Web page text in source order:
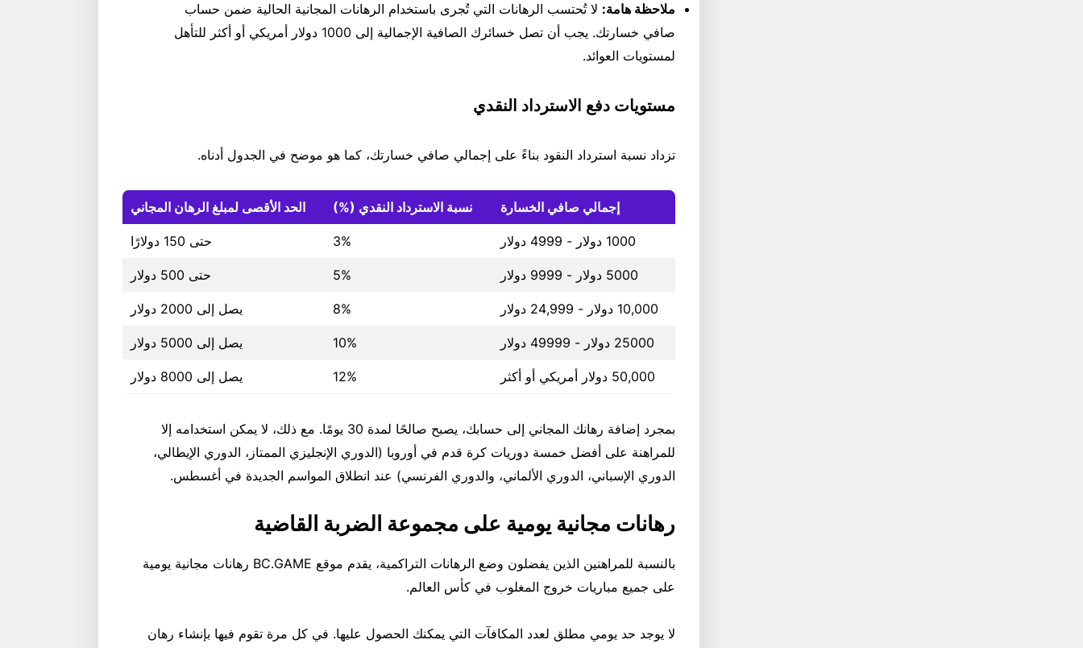
ملاحظة هامة: لا تُحتسب الرهانات التي تُجرى باستخدام الرهانات المجانية الحالية ضمن حساب
صافي خسارتك. يجب أن تصل خسائرك الصافية الإجمالية إلى 1000 دولار أمريكي أو أكثر للتأهل
لمستويات العوائد.
مستويات دفع الاسترداد النقدي
تزداد نسبة استرداد النقود بناءً على إجمالي صافي خسارتك، كما هو موضح في الجدول أدناه.
إجمالي صافي الخسارة نسبة الاسترداد النقدي (%) الحد الأقصى لمبلغ الرهان المجاني
1000 دولار - 4999 دولار 3% حتى 150 دولارًا
5000 دولار - 9999 دولار 5% حتى 500 دولار
10,000 دولار - 24,999 دولار 8% يصل إلى 2000 دولار
25000 دولار - 49999 دولار 10% يصل إلى 5000 دولار
50,000 دولار أمريكي أو أكثر 12% يصل إلى 8000 دولار
بمجرد إضافة رهانك المجاني إلى حسابك، يصبح صالحًا لمدة 30 يومًا. مع ذلك، لا يمكن استخدامه إلا
للمراهنة على أفضل خمسة دوريات كرة قدم في أوروبا (الدوري الإنجليزي الممتاز، الدوري الإيطالي،
الدوري الإسباني، الدوري الألماني، والدوري الفرنسي) عند انطلاق المواسم الجديدة في أغسطس.
رهانات مجانية يومية على مجموعة الضربة القاضية
بالنسبة للمراهنين الذين يفضلون وضع الرهانات التراكمية، يقدم موقع BC.GAME رهانات مجانية يومية
على جميع مباريات خروج المغلوب في كأس العالم.
لا يوجد حد يومي مطلق لعدد المكافآت التي يمكنك الحصول عليها. في كل مرة تقوم فيها بإنشاء رهان